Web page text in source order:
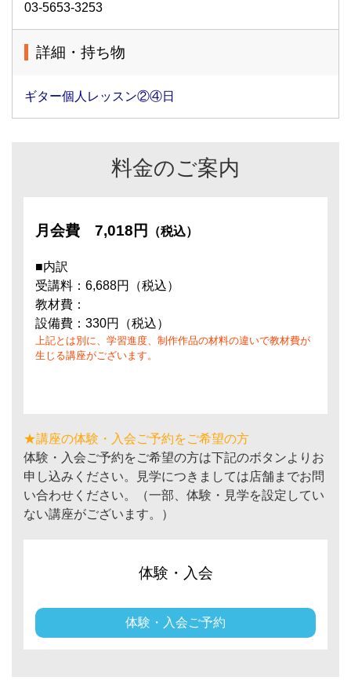
03-5653-3253
詳細・持ち物
ギター個人レッスン②④日
料金のご案内
月会費 7,018円 （税込）
■内訳
受講料：6,688円（税込）
教材費：
設備費：330円（税込）
上記とは別に、学習進度、制作作品の材料の違いで教材費が
生じる講座がございます。
★講座の体験・入会ご予約をご希望の方
体験・入会ご予約をご希望の方は下記のボタンよりお
申し込みください。見学につきましては店舗までお問
い合わせください。（一部、体験・見学を設定してい
ない講座がございます。）
体験・入会
体験・入会ご予約